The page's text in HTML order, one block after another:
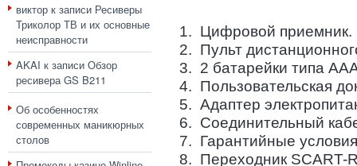
виктор к записи Ресиверы
Триколор ТВ и их основные
неисправности
AKAI к записи Обзор
ресивера GS B211
Об особенностях
современных маникюрных
столов
1. Цифровой приемник.
2. Пульт
3. 2 батарейки типа
4. Пользовательская
5. Адаптер
6. Соединительный
7. Гарантийные
8. Переходник SCART-